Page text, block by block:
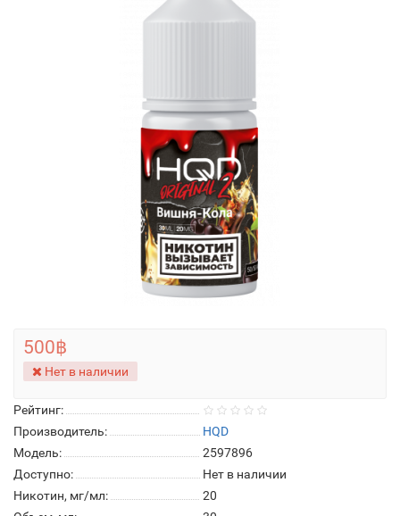
Рейтинг:
Производитель:
HQD
Модель:
2597896
Доступно:
Нет в наличии
Никотин, мг/мл:
20
500฿
Нет в наличии